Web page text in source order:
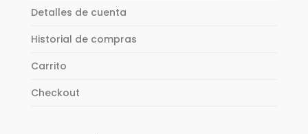
Detalles de cuenta
Historial de compras
Carrito
Checkout